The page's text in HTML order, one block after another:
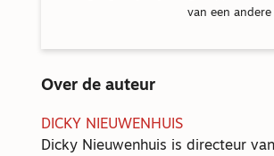
van een
Over de auteur
DICKY NIEUWENHUIS
Dicky Nieuwenhuis is directeur